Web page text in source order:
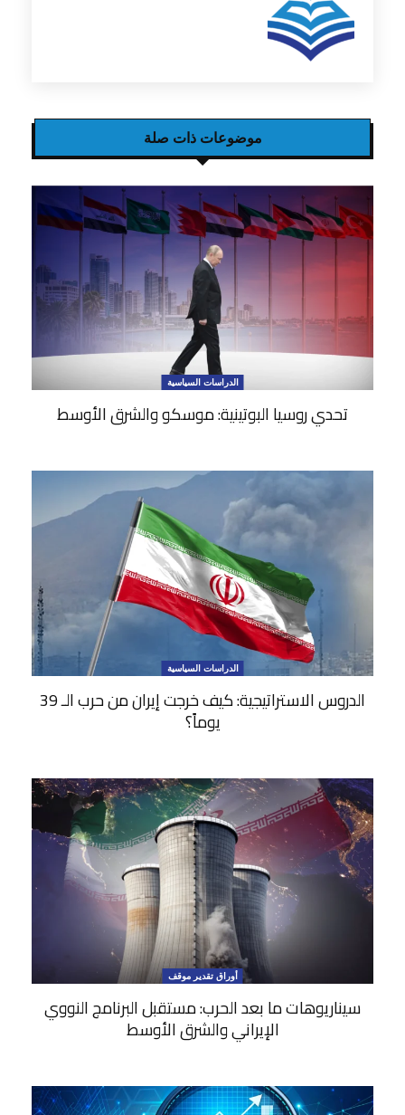
موضوعات ذات صلة
الدراسات السياسية
تحدي روسيا البوتينية: موسكو والشرق الأوسط
الدراسات السياسية
الدروس الاستراتيجية: كيف خرجت إيران من حرب الـ 39
يوماً؟
أوراق تقدير موقف
سيناريوهات ما بعد الحرب: مستقبل البرنامج النووي
الإيراني والشرق الأوسط